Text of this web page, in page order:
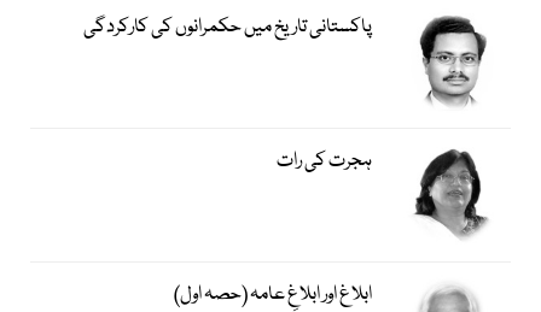
پاکستانی تاریخ میں حکمرانوں کی کارکردگی
ہجرت کی رات
ابلاغ اور ابلاغِ عامہ (حصہ اول)